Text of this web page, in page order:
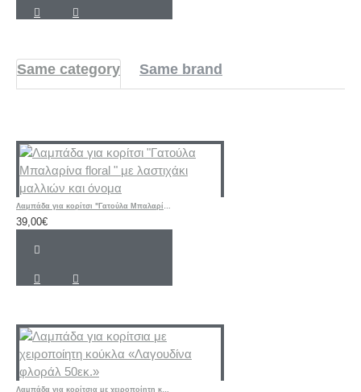
Same category Same brand
39,00€